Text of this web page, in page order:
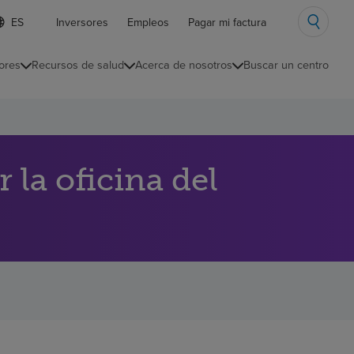
Inversores Empleos Pagar mi factura
Recursos de salud Acerca de nosotros Buscar un centro
la oficina del